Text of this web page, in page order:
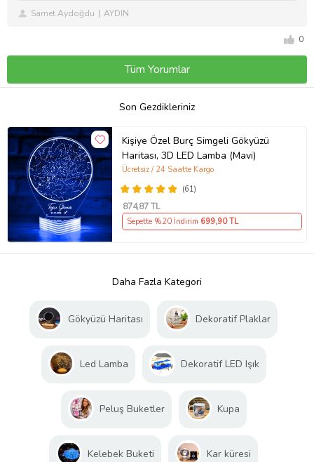
Samet Aydoğdu AYDIN
0
Tüm Yorumlar
Son Gezdikleriniz
Kişiye Özel Burç Simgeli Gökyüzü
Haritası, 3D LED Lamba (Mavi)
(61)
Ücretsiz / 24 Saatte Kargo
874,87 TL
Sepette %20 İndirim 699,90 TL
Daha Fazla Kategori
Gökyüzü Haritası Dekoratif Plaklar
Led Lamba Dekoratif LED Işık
Peluş Buketler Kupa
Kelebek Buketi Kar küresi